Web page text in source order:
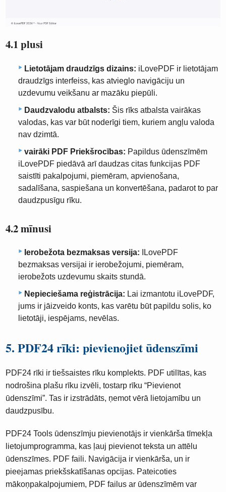
4.1 plusi
Lietotājam draudzīgs dizains: iLovePDF ir lietotājam
draudzīgs interfeiss, kas atvieglo navigāciju un
uzdevumu veikšanu ar mazāku piepūli.
Daudzvalodu atbalsts: Šis rīks atbalsta vairākas
valodas, kas var būt noderīgi tiem, kuriem angļu valoda
nav dzimtā.
vairāki PDF Priekšrocības: Papildus ūdenszīmēm
iLovePDF piedāvā arī daudzas citas funkcijas PDF
saistīti pakalpojumi, piemēram, apvienošana,
sadalīšana, saspiešana un konvertēšana, padarot to par
daudzpusīgu rīku.
4.2 mīnusi
Ierobežota bezmaksas versija: ILovePDF
bezmaksas versijai ir ierobežojumi, piemēram,
ierobežots uzdevumu skaits stundā.
Nepieciešama reģistrācija: Lai izmantotu iLovePDF,
jums ir jāizveido konts, kas varētu būt papildu solis, ko
lietotāji, iespējams, nevēlas.
5. PDF24 rīki: pievienojiet ūdenszīmi
PDF24 rīki ir tiešsaistes rīku komplekts. PDF utilītas, kas
nodrošina plašu rīku izvēli, tostarp rīku “Pievienot
ūdenszīmi”. Tas ir izstrādāts, ņemot vērā lietojamību un
daudzpusību.
PDF24 Tools ūdenszīmju pievienotājs ir vienkārša tīmekļa
lietojumprogramma, kas ļauj pievienot teksta un attēlu
ūdenszīmes. PDF faili. Navigācija ir vienkārša, un ir
pieejamas priekšskatīšanas opcijas. Pateicoties
mākoņpakalpojumiem, PDF failus ar ūdenszīmēm var